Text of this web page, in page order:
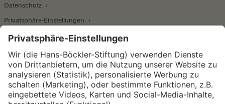
Datenschutz
Privatsphäre-Einstellungen
Wirtschafts- und Sozialwissenschaftliches Institut
Institut für Makroökonomie und